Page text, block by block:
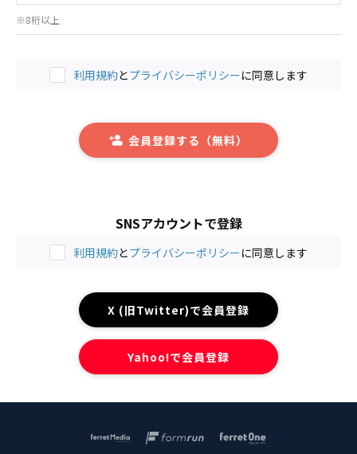
SNSアカウントで登録
利用規約とプライバシーポリシーに同意します
X (旧Twitter)で会員登録
Yahoo!で会員登録
※8桁以上
利用規約とプライバシーポリシーに同意します
会員登録する（無料）